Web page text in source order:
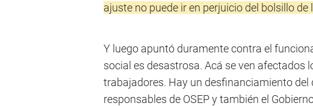
ajuste no puede ir en perjuicio del bolsillo
Y luego apuntó duramente contra el
social es desastrosa. Acá se ven afectados
trabajadores. Hay un desfinanciamiento del
responsables de OSEP y también el